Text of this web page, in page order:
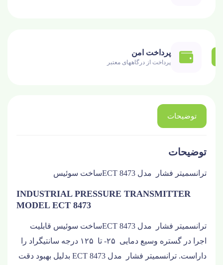
پرداخت امن
پرداخت از درگاههای معتبر
توضیحات
توضیحات
ترانسمیتر فشار مدل ECT 8473 ساخت سوئیس
INDUSTRIAL PRESSURE TRANSMITTER
MODEL ECT 8473
ترانسمیتر فشار مدل ECT 8473 ساخت سوئیس قابلیت
اجرا در گستره وسیع دمایی ۲۵- تا ۱۲۵ درجه سانتیگراد را
داراست. ترانسمیتر فشار مدل ECT 8473
بدلیل بهبود دقت